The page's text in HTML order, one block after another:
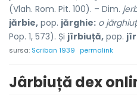
(Vlah. Rom. Pit. 100). – Dim.
jărbie, pop. jărghie: o
Pop. 1, 573). Și jîrbiuță, pop.
sursa: Scriban 1939 permalink
Jârbiuță dex